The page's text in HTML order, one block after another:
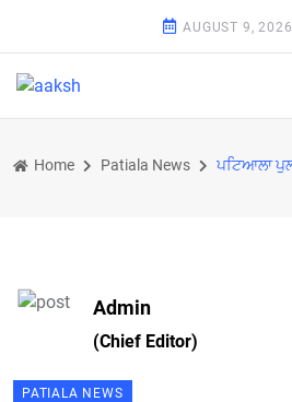
AUGUST 9, 2026
Home Patiala News
Admin
(Chief Editor)
PATIALA NEWS